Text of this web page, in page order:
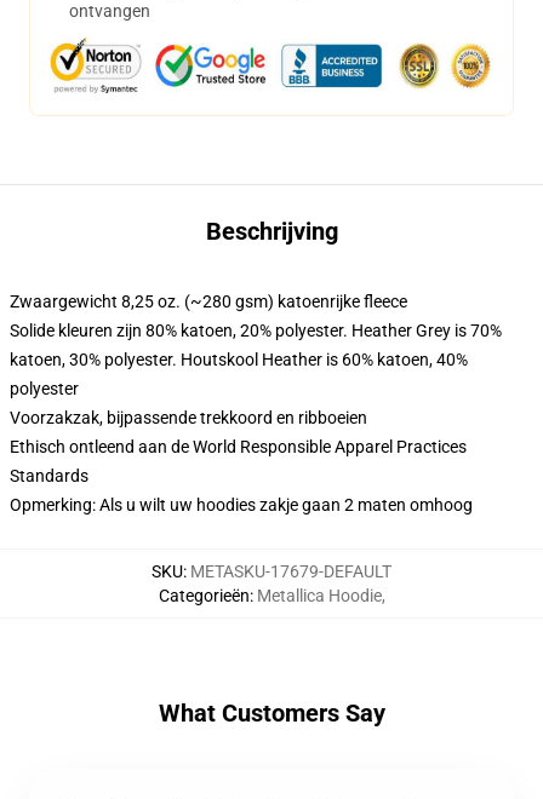
ontvangen
Beschrijving
Zwaargewicht 8,25 oz. (~280 gsm) katoenrijke fleece
Solide kleuren zijn 80% katoen, 20% polyester. Heather Grey is 70%
katoen, 30% polyester. Houtskool Heather is 60% katoen, 40%
polyester
Voorzakzak, bijpassende trekkoord en ribboeien
Ethisch ontleend aan de World Responsible Apparel Practices
Standards
Opmerking: Als u wilt uw hoodies zakje gaan 2 maten omhoog
SKU: METASKU-17679-DEFAULT
Categorieën: Metallica Hoodie,
What Customers Say